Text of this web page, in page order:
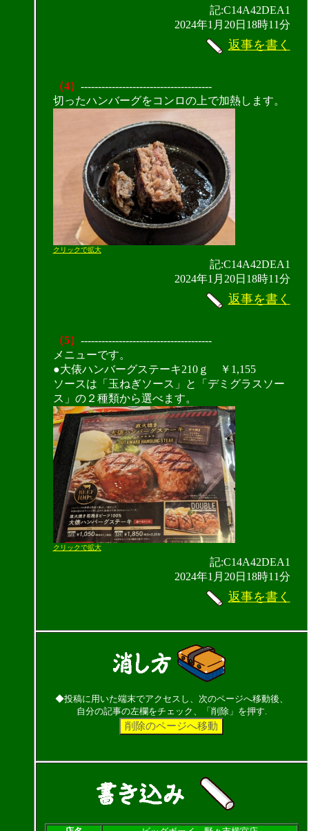
記:C14A42DEA1
2024年1月20日18時11分
返事を書く
（4） --------------------------------------
切ったハンバーグをコンロの上で加熱します。
クリックで拡大
記:C14A42DEA1
2024年1月20日18時11分
返事を書く
（5） --------------------------------------
メニューです。
●大俵ハンバーグステーキ210ｇ ￥1,155
ソースは「玉ねぎソース」と「デミグラスソー
ス」の２種類から選べます。
クリックで拡大
記:C14A42DEA1
2024年1月20日18時11分
返事を書く
◆投稿に用いた端末でアクセスし、次のページへ移動後、
自分の記事の左欄をチェック、「削除」を押す.